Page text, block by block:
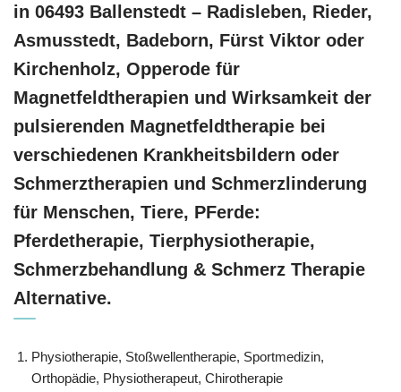
in 06493 Ballenstedt – Radisleben, Rieder,
Asmusstedt, Badeborn, Fürst Viktor oder
Kirchenholz, Opperode für
Magnetfeldtherapien und Wirksamkeit der
pulsierenden Magnetfeldtherapie bei
verschiedenen Krankheitsbildern oder
Schmerztherapien und Schmerzlinderung
für Menschen, Tiere, PFerde:
Pferdetherapie, Tierphysiotherapie,
Schmerzbehandlung & Schmerz Therapie
Alternative.
Physiotherapie, Stoßwellentherapie, Sportmedizin,
Orthopädie, Physiotherapeut, Chirotherapie